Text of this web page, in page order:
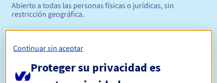
Abierto a todas las personas físicas o jurídicas, sin
restricción geográfica.
Continuar sin aceptar
Proteger su privacidad es